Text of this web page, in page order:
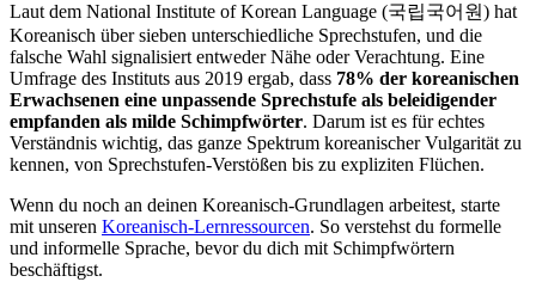
Laut dem National Institute of Korean Language (국립국어원) hat
Koreanisch über sieben unterschiedliche Sprechstufen, und die
falsche Wahl signalisiert entweder Nähe oder Verachtung. Eine
Umfrage des Instituts aus 2019 ergab, dass 78% der koreanischen
Erwachsenen eine unpassende Sprechstufe als beleidigender
empfanden als milde Schimpfwörter. Darum ist es für echtes
Verständnis wichtig, das ganze Spektrum koreanischer Vulgarität zu
kennen, von Sprechstufen-Verstößen bis zu expliziten Flüchen.
Wenn du noch an deinen Koreanisch-Grundlagen arbeitest, starte
mit unseren Koreanisch-Lernressourcen. So verstehst du formelle
und informelle Sprache, bevor du dich mit Schimpfwörtern
beschäftigst.